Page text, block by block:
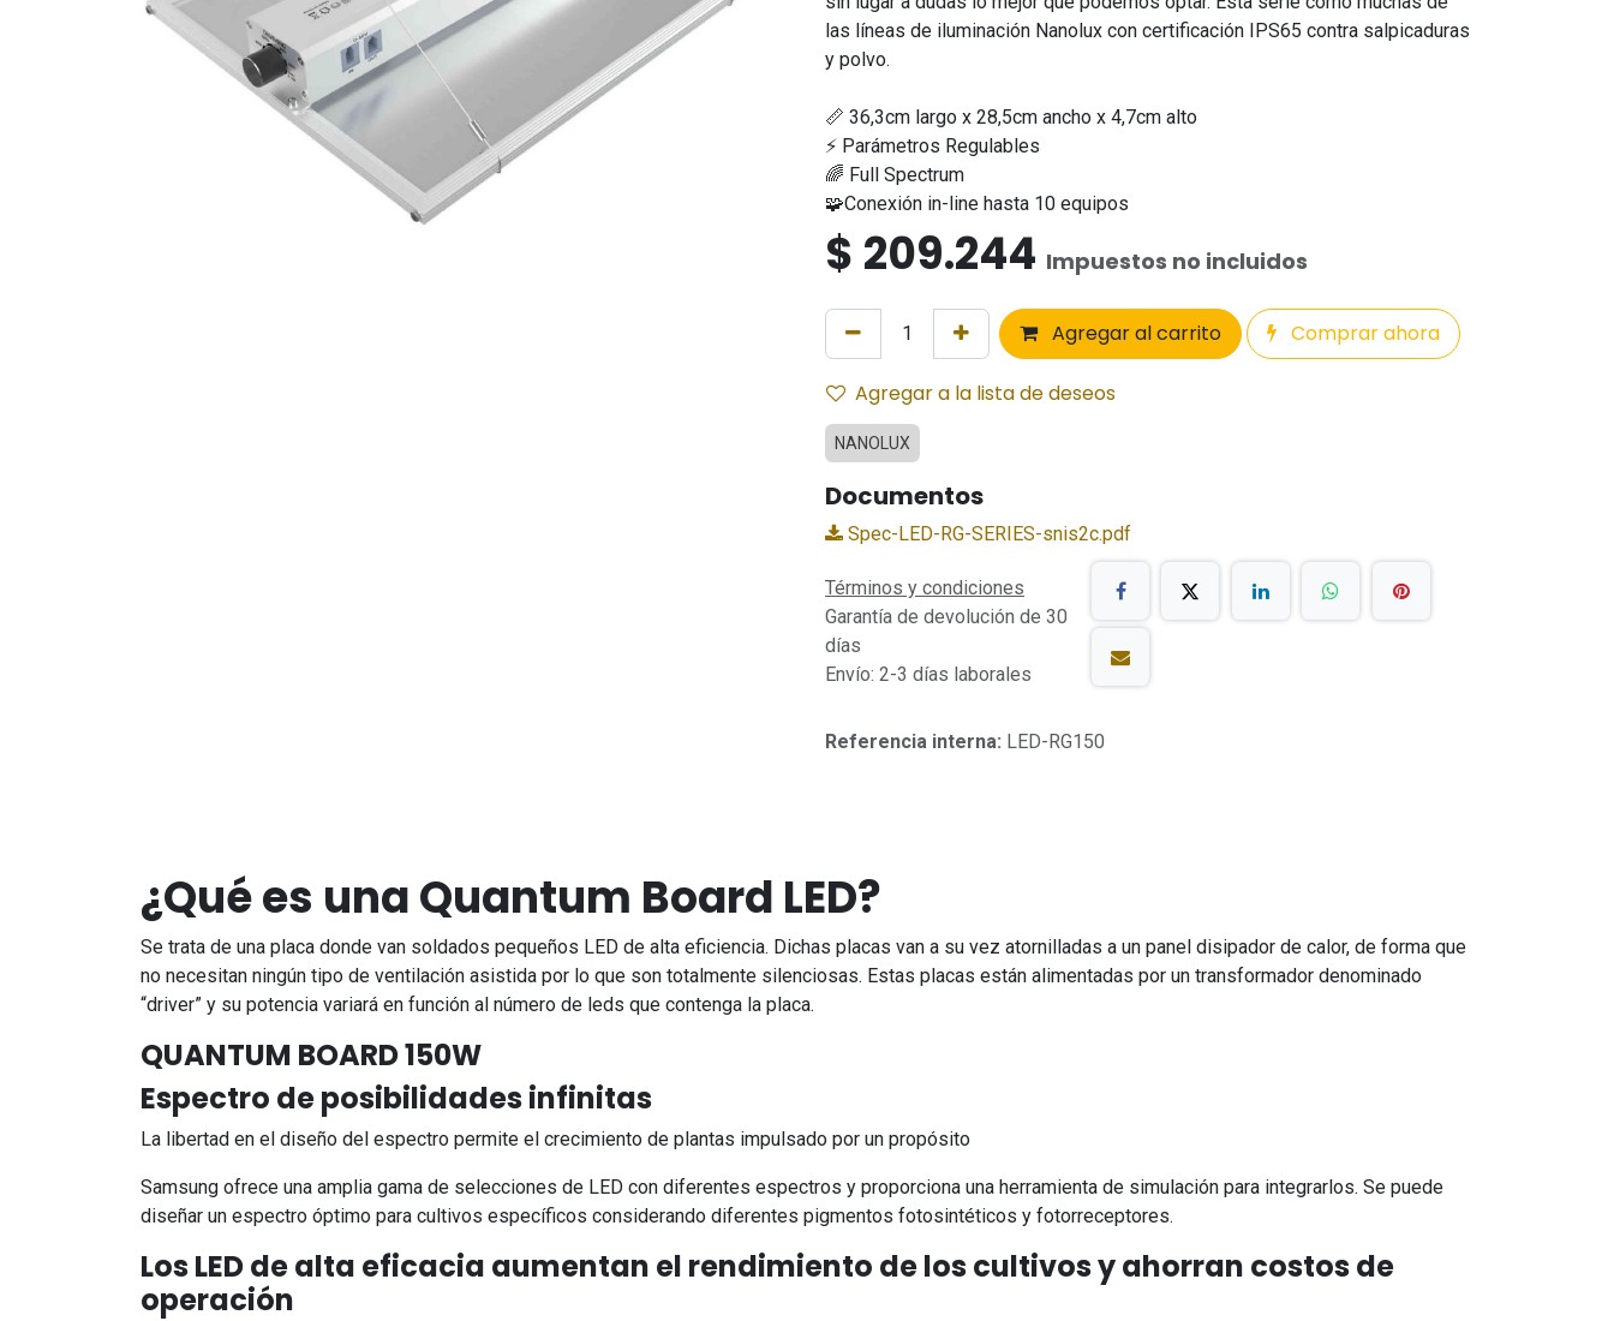
las líneas de iluminación Nanolux con certificación IPS65 contra salpicaduras
y polvo.
📏 36,3cm largo x 28,5cm ancho x 4,7cm alto
⚡ Parámetros Regulables
🌈 Full Spectrum
🧩Conexión in-line hasta 10 equipos
$ 209.244 Impuestos no incluidos
Agregar al carrito Comprar ahora
Agregar a la lista de deseos
NANOLUX
Documentos
Spec-LED-RG-SERIES-snis2c.pdf
Términos y condiciones
Garantía de devolución de 30
días
Envío: 2-3 días laborales
Referencia interna: LED-RG150
¿Qué es una Quantum Board LED?
Se trata de una placa donde van soldados pequeños LED de alta eficiencia. Dichas placas van a su vez atornilladas a un panel disipador de calor, de forma que
no necesitan ningún tipo de ventilación asistida por lo que son totalmente silenciosas. Estas placas están alimentadas por un transformador denominado
“driver” y su potencia variará en función al número de leds que contenga la placa.
QUANTUM BOARD 150W
Espectro de posibilidades infinitas
La libertad en el diseño del espectro permite el crecimiento de plantas impulsado por un propósito
Samsung ofrece una amplia gama de selecciones de LED con diferentes espectros y proporciona una herramienta de simulación para integrarlos. Se puede
diseñar un espectro óptimo para cultivos específicos considerando diferentes pigmentos fotosintéticos y fotorreceptores.
Los LED de alta eficacia aumentan el rendimiento de los cultivos y ahorran costos de
operación